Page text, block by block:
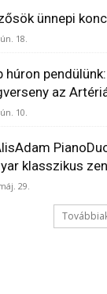
ünnepi
18.
húron
az
10.
klasszikus
29.